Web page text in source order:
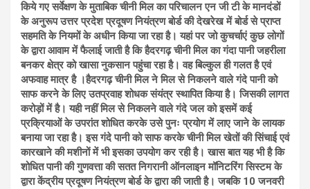
किये गए सर्वेक्षण के मुताबिक चीनी मिल का परिचालन एन जी टी के मानदंडों
के अनुरूप उत्तर प्रदेश प्रदूषण नियंत्रण बोर्ड की देखरेख में बोर्ड से प्राप्त
सहमति के नियमों के अधीन किया जा रहा है। यहां पर जो कुचर्चाएं कुछ लोगों
के द्वारा आवाम में फैलाई जाती है कि हैदरगढ़ चीनी मिल का गंदा पानी जहरीला
बनकर क्षेत्र को खासा नुकसान पहुंचा रहा है। वह बिल्कुल ही गलत है एवं
अफवाह मात्र है ।हैदरगढ़ चीनी मिल ने मिल से निकलने वाले गंदे पानी को
साफ करने के लिए उतप्रवाह शोधक संयंत्र स्थापित किया है। जिसकी लागत
करोड़ों में है। यही नहीं मिल से निकलने वाले गंदे जल को इसमें कई
प्रक्रियाओं के उपरांत शोधित करके उसे पुनः प्रयोग में लाए जाने के लायक
बनाया जा रहा है। इस गंदे पानी को साफ करके चीनी मिल खेतों की सिंचाई एवं
कारखाने की मशीनों में भी इसका उपयोग कर रही है। खास बात यह भी है कि
शोधित पानी की गुणवत्ता की सतत निगरानी ऑनलाइन मॉनिटरिंग सिस्टम के
द्वारा केंद्रीय प्रदूषण नियंत्रण बोर्ड के द्वारा की जाती है। जबकि 10 जनवरी